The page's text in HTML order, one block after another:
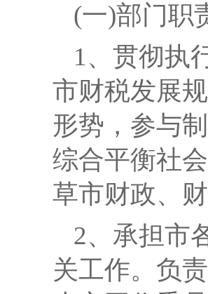
(一)部门职
1、贯彻执
市财税发展
形势，参与
综合平衡社
草市财政、
2、承担市
关工作。负